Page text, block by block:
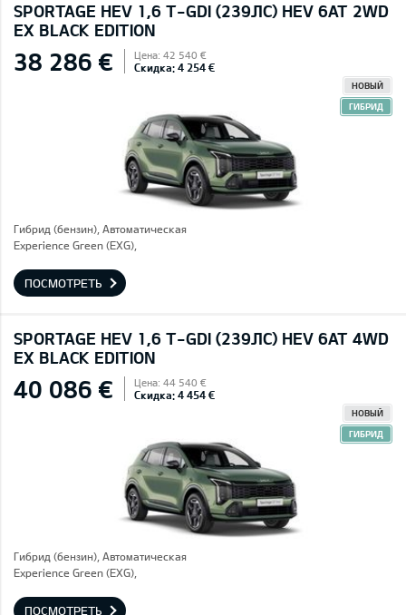
SPORTAGE HEV 1,6 T-GDI (239ЛС) HEV 6AT 2WD
EX BLACK EDITION
38 286 € Цена: 42 540 €
Скидка: 4 254 €
НОВЫЙ
ГИБРИД
Гибрид (бензин), Автоматическая
Experience Green (EXG),
ПОСМОТРЕТЬ
SPORTAGE HEV 1,6 T-GDI (239ЛС) HEV 6AT 4WD
EX BLACK EDITION
40 086 € Цена: 44 540 €
Скидка: 4 454 €
НОВЫЙ
ГИБРИД
Гибрид (бензин), Автоматическая
Experience Green (EXG),
ПОСМОТРЕТЬ